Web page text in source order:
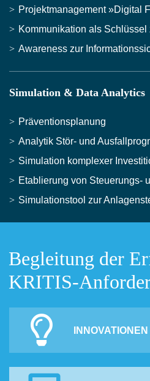
Projektmanagement »Digital
Kommunikation als Schlüssel
Awareness zur
Simulation & Data Analytics
Präventionsplanung
Analytik Stör- und
Simulation komplexer
Etablierung von Steuerungs-
Simulationstool zur
Begleitung der
KRITIS-
INNOVATIONEN